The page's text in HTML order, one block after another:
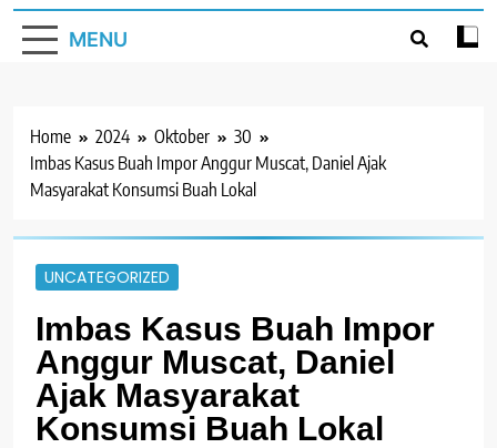
MENU
Home 2024 Oktober
30
Imbas Kasus Buah Impor Anggur Muscat, Daniel Ajak
Masyarakat Konsumsi Buah Lokal
UNCATEGORIZED
Imbas Kasus Buah Impor
Anggur Muscat, Daniel
Ajak Masyarakat
Konsumsi Buah Lokal